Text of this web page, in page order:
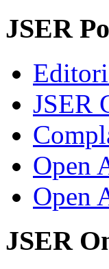
JSER
JSER
Open
Open
JSER